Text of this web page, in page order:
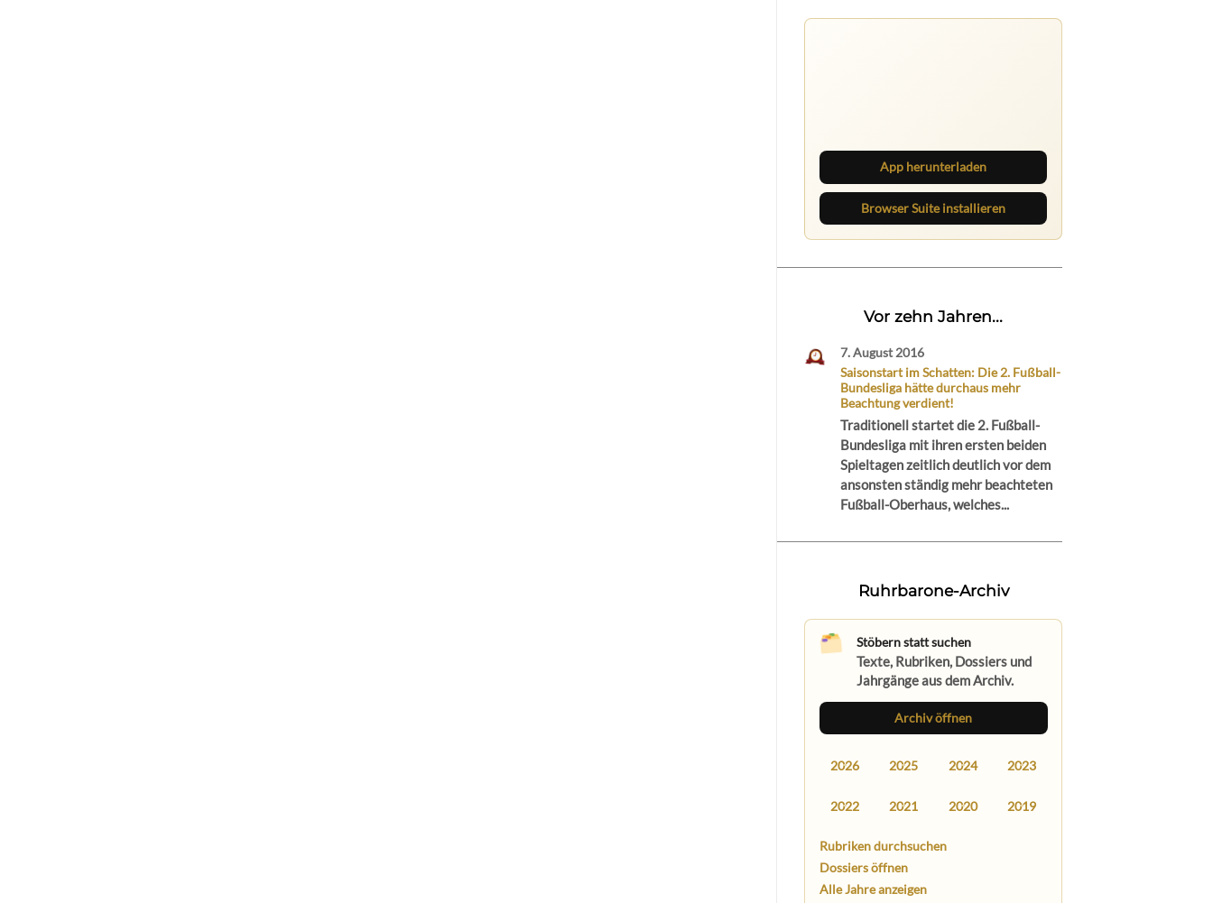
App herunterladen
Browser Suite installieren
Vor zehn Jahren...
7. August 2016
Saisonstart im Schatten: Die 2. Fußball-
Bundesliga hätte durchaus mehr
Beachtung verdient!
Traditionell startet die 2. Fußball-
Bundesliga mit ihren ersten beiden
Spieltagen zeitlich deutlich vor dem
ansonsten ständig mehr beachteten
Fußball-Oberhaus, welches...
Ruhrbarone-Archiv
Stöbern statt suchen
Texte, Rubriken, Dossiers und
Jahrgänge aus dem Archiv.
Archiv öffnen
2026 2025 2024 2023
2022 2021 2020 2019
Rubriken durchsuchen
Dossiers öffnen
Alle Jahre anzeigen